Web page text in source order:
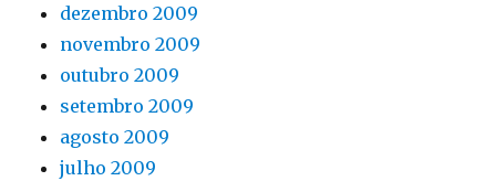
dezembro 2009
novembro 2009
outubro 2009
setembro 2009
agosto 2009
julho 2009